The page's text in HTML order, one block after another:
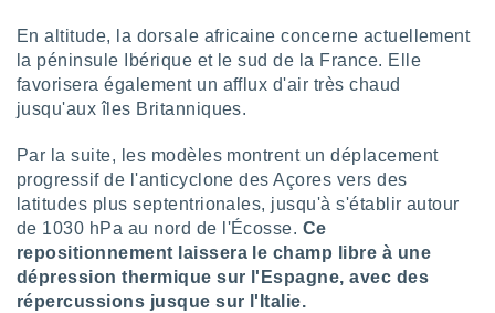
de
web.
pas
de
vous
En altitude, la dorsale africaine concerne actuellement
la péninsule Ibérique et le sud de la France. Elle
favorisera également un afflux d'air très chaud
jusqu'aux îles Britanniques.
Par la suite, les modèles montrent un déplacement
progressif de l'anticyclone des Açores vers des
latitudes plus septentrionales, jusqu'à s'établir autour
de 1030 hPa au nord de l'Écosse. Ce
repositionnement laissera le champ libre à une
dépression thermique sur l'Espagne, avec des
répercussions jusque sur l'Italie.